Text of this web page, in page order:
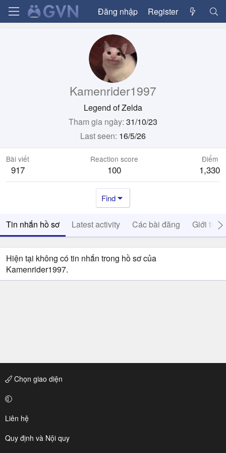
Đăng nhập Register
Kamenrider1997
Legend of Zelda
Tham gia ngày 31/10/23
Last seen 16/5/26
Bài viết
917
Reaction score
100
Điểm
1,330
Find
Tin nhắn hồ sơ Latest activity Các bài đăng Giới thiệu
Hiện tại không có tin nhắn trong hồ sơ của
Kamenrider1997.
Chọn giao diện
Liên hệ
Quy định và Nội quy